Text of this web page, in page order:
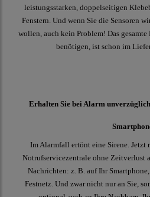
leistungsstarken, doppelseitigen
Fenstern. Und wenn Sie die Sensoren
wollen, auch kein Problem! Das
benötigen, ist schon im
Erhalten Sie bei Alarm
Im Alarmfall ertönt eine Sirene. Jetzt
Notrufservicezentrale ohne Zeitverlust
Nachrichten: z. B. auf Ihr
Festnetz. Und zwar nicht nur an Sie,